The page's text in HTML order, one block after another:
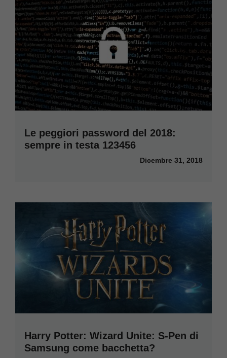
Le peggiori password del 2018:
sempre in testa 123456
Dicembre 31, 2018
Harry Potter: Wizard Unite: S-Pen di
Samsung come bacchetta?